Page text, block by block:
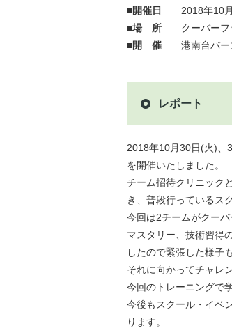
■開催日 2018年10
■場 所 クーバー
■開 催 港南台バー
レポート
2018年10月30日(火)、
を開催いたしました。
チーム招待クリニック
き、普段行っているス
今回は2チームがクー
マスタリー、技術習得
したので緊張した様子
それに向かってチャレ
今回のトレーニングで
今後もスクール・イベ
ります。